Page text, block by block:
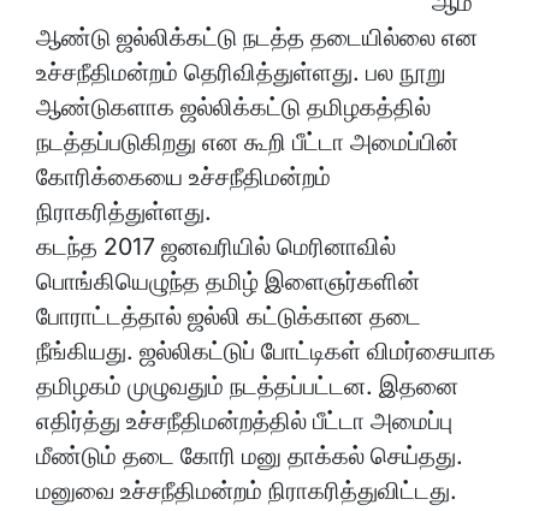
ஆண்டு ஜல்லிக்கட்டு நடத்த தடையில்லை என
உச்சநீதிமன்றம் தெரிவித்துள்ளது. பல நூறு
ஆண்டுகளாக ஜல்லிக்கட்டு தமிழகத்தில்
நடத்தப்படுகிறது என கூறி பீட்டா அமைப்பின்
கோரிக்கையை உச்சநீதிமன்றம்
நிராகரித்துள்ளது.
கடந்த 2017 ஜனவரியில் மெரினாவில்
பொங்கியெழுந்த தமிழ் இளைஞர்களின்
போராட்டத்தால் ஜல்லி கட்டுக்கான தடை
நீங்கியது. ஜல்லிகட்டுப் போட்டிகள் விமர்சையாக
தமிழகம் முழுவதும் நடத்தப்பட்டன. இதனை
எதிர்த்து உச்சநீதிமன்றத்தில் பீட்டா அமைப்பு
மீண்டும் தடை கோரி மனு தாக்கல் செய்தது.
மனுவை உச்சநீதிமன்றம் நிராகரித்துவிட்டது.